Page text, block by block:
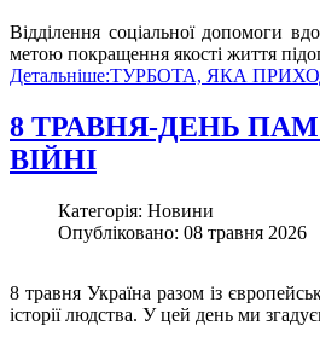
Відділення соціальної допомоги
метою покращення якості життя
Детальніше:ТУРБОТА, ЯКА
8 ТРАВНЯ-ДЕНЬ
ВІЙНІ
Категорія: Новини
Опубліковано: 08 травня 2026
8 травня Україна разом із
історії людства. У цей день ми